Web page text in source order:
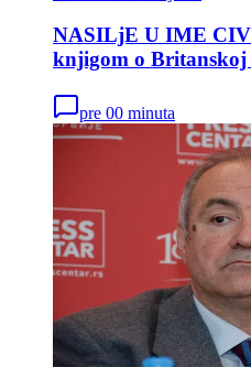
NASILjE U IME
knjigom o
pre 00 minuta